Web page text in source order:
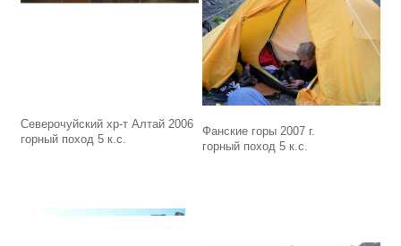
Северочуйский хр-т Алтай 2006
горный поход 5 к.с.
Фанские горы 2007 г.
горный поход 5 к.с.